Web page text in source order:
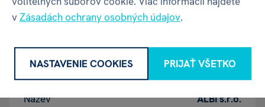
GPSR - Výrobca
Název ALBI s.r.o.
vZásadách ochrany osobných údajov.
NASTAVENIE COOKIES PRIJAŤ VŠETKO